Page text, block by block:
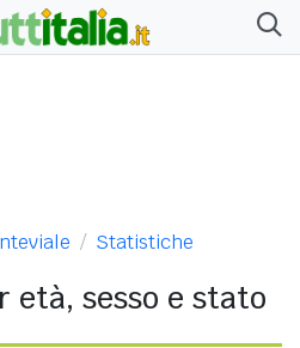
Statistiche
età, sesso e stato